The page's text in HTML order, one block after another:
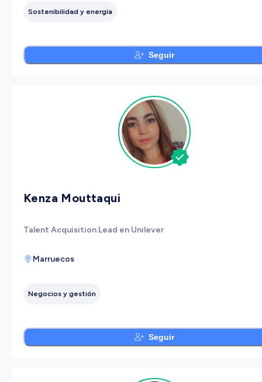
Sostenibilidad y energía
Seguir
Kenza Mouttaqui
Talent Acquisition Lead en Unilever
Marruecos
Negocios y gestión
Seguir